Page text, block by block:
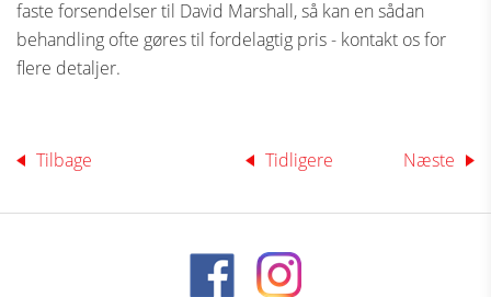
faste forsendelser til David Marshall, så kan en sådan
behandling ofte gøres til fordelagtig pris - kontakt os for
flere detaljer.
Tilbage Tidligere Næste